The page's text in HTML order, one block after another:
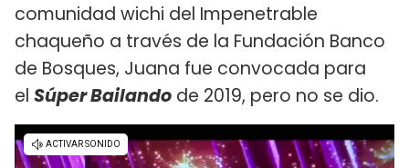
comunidad wichi del Impenetrable
chaqueño a través de la Fundación Banco
de Bosques, Juana fue convocada para
el Súper Bailando de 2019, pero no se dio.